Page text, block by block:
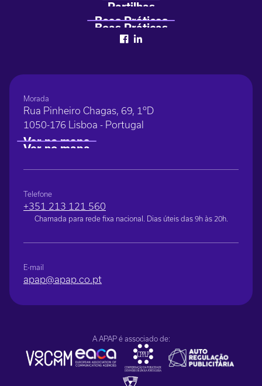
Morada
Rua Pinheiro Chagas, 69, 1ºD
1050-176 Lisboa - Portugal
Telefone
+351 213 121 560
Chamada para rede fixa nacional. Dias úteis das 9h às 20h.
E-mail
apap@apap.co.pt
A APAP é associado de: